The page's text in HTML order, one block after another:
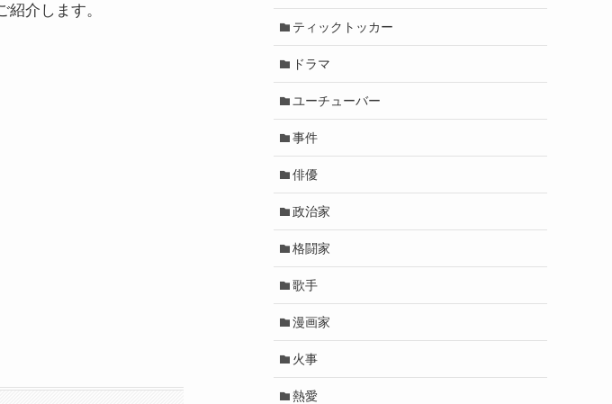
介します。
ティックトッカー
ドラマ
ユーチューバー
事件
俳優
政治家
格闘家
歌手
漫画家
火事
熱愛